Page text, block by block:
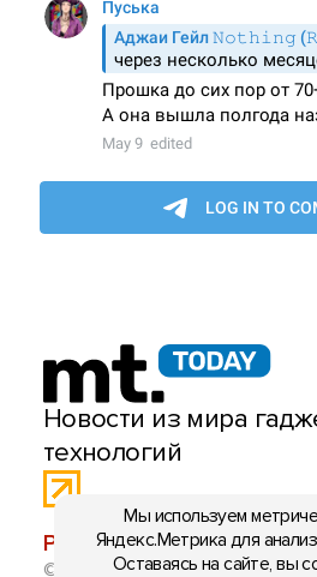
Новости из мира
технологий
РЕКЛАМА:
© 2006-2026 mt.today \
Мы используем
Яндекс.Метрика для
Оставаясь на сайте, вы